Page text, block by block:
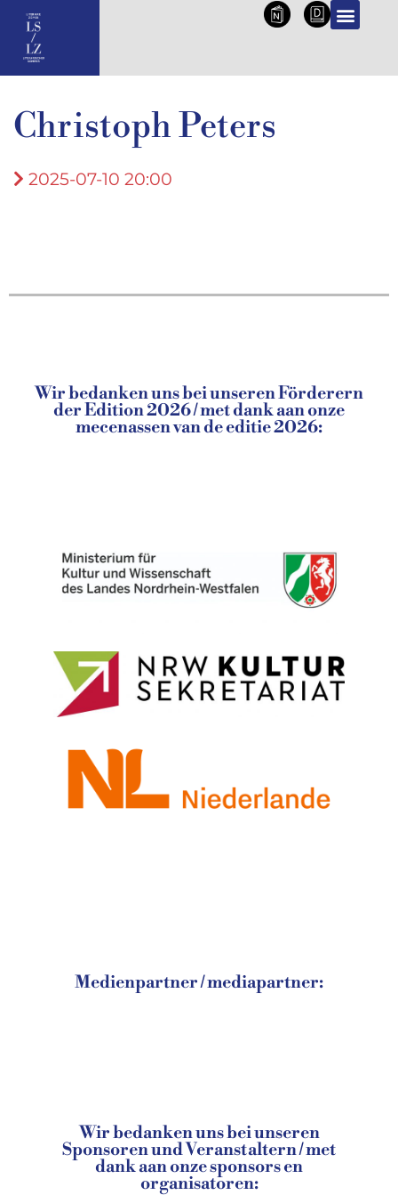
NL DE
Christoph Peters
2025-07-10 20:00
Wir bedanken uns bei unseren Förderern
der Edition 2026 / met dank aan onze
mecenassen van de editie 2026:
Medienpartner / mediapartner:
Wir bedanken uns bei unseren
Sponsoren und Veranstaltern / met
dank aan onze sponsors en
organisatoren: